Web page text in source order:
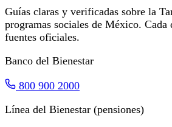
Guías claras y verificadas sobre la
programas sociales de México. Cada
fuentes oficiales.
Banco del Bienestar
800 900 2000
Línea del Bienestar (pensiones)